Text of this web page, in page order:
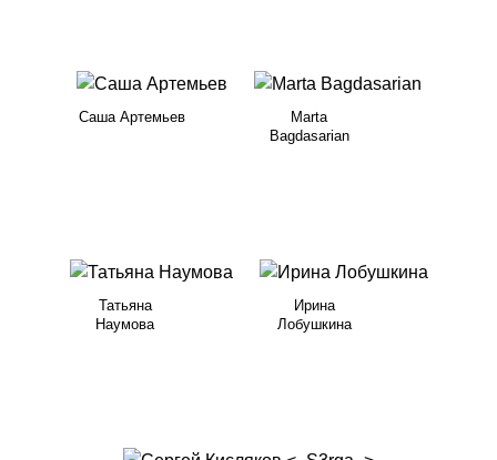
Саша Артемьев
Marta
Bagdasarian
Татьяна
Наумова
Ирина
Лобушкина